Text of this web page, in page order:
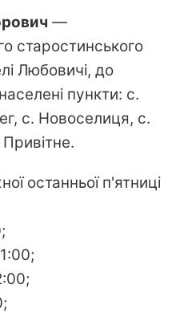
—
старостинського
Любовичі, до
пункти: с.
с. Новоселиця, с.
останньої п'ятниці